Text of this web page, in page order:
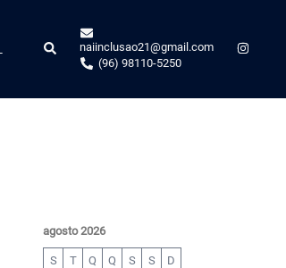
naiinclusao21@gmail.com
(96) 98110-5250
agosto 2026
S T Q Q S S
D